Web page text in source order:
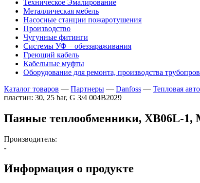
Техническое Эмалирование
Металлическая мебель
Насосные станции пожаротушения
Производство
Чугунные фитинги
Системы УФ – обеззараживания
Греющий кабель
Кабельные муфты
Оборудование для ремонта, производства
Каталог товаров — Партнеры — Danfoss — Тепловая
пластин: 30, 25 bar, G 3/4 004B2029
Паяные теплообменники, XB06L-1,
Производитель:
-
Информация о продукте